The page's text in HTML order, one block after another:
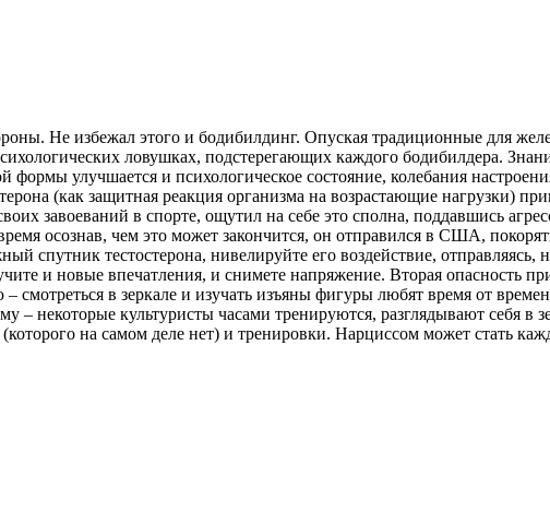
Не избежал этого и бодибилдинг. Опуская традиционные для
ловушках, подстерегающих каждого бодибилдера.
улучшается и психологическое состояние, колебания
(как защитная реакция организма на возрастающие нагрузки)
завоеваний в спорте, ощутил на себе это сполна, поддавшись
осознав, чем это может закончится, он отправился в США,
спутник тестостерона, нивелируйте его воздействие, отправляясь,
и новые впечатления, и снимете напряжение. Вторая опасность
в зеркале и изучать изъяны фигуры любят время от
– некоторые культуристы часами тренируются, разглядывают себя в
на самом деле нет) и тренировки. Нарциссом может стать